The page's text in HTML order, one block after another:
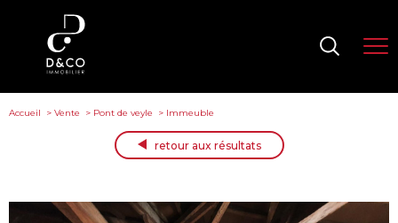
Accueil Vente Pont de veyle Immeuble
retour aux résultats